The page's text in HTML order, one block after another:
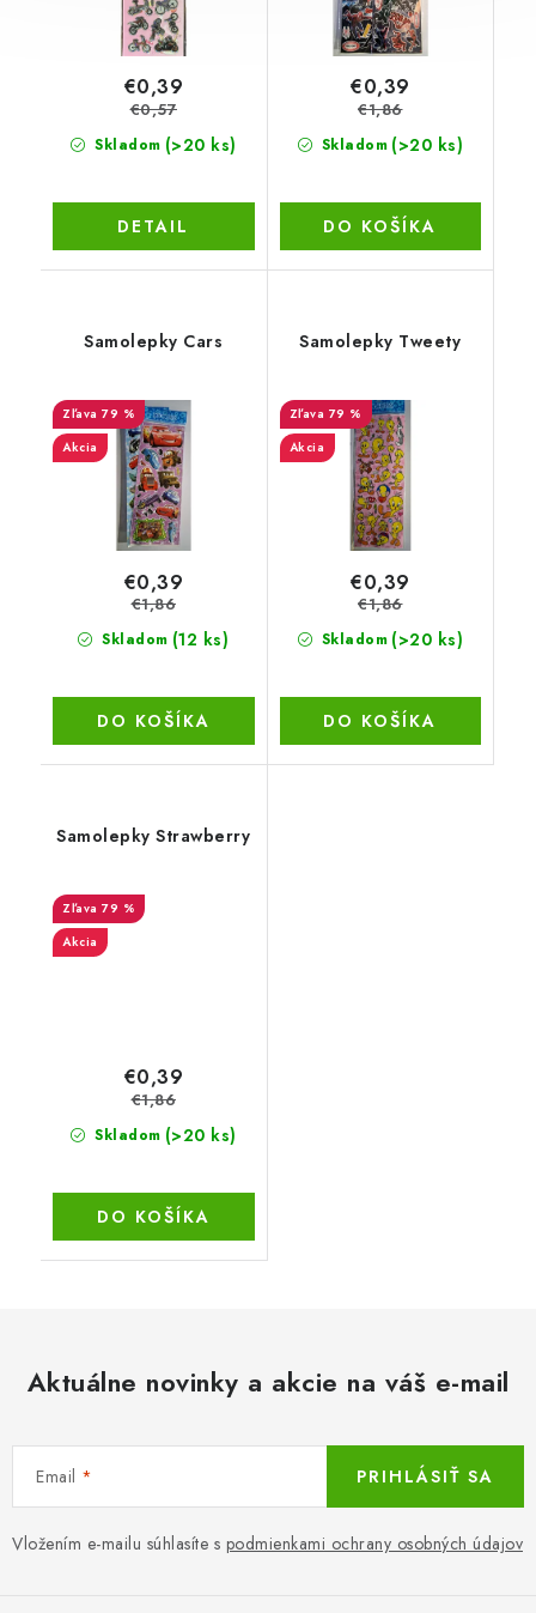
Skladom (>20 ks)
€0,39
€0,57
DETAIL
Skladom (>20 ks)
€0,39
€1,86
DO KOŠÍKA
Samolepky Cars
79 %
Akcia
Skladom (12 ks)
€0,39
€1,86
DO KOŠÍKA
Samolepky Tweety
79 %
Akcia
Skladom (>20 ks)
€0,39
€1,86
DO KOŠÍKA
Samolepky Strawberry
79 %
Akcia
Skladom (>20 ks)
€0,39
€1,86
DO KOŠÍKA
Aktuálne novinky a akcie na váš e-mail
Email
Vložením e-mailu súhlasíte s podmienkami ochrany osobných údajov
PRIHLÁSIŤ SA